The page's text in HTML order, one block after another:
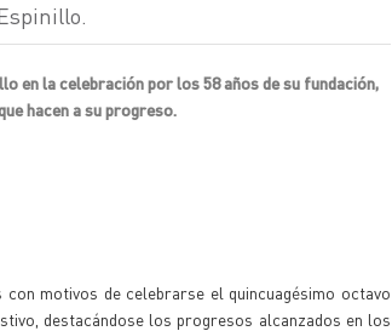
en la celebración por los 58 años de su fundación,
hacen a su progreso.
motivos de celebrarse el quincuagésimo octavo
destacándose los progresos alcanzados en los